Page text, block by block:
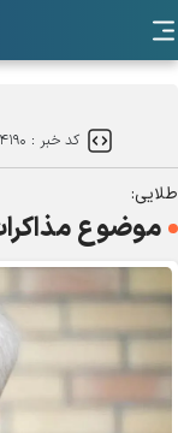
کد خبر :
طلایی:
موضوع